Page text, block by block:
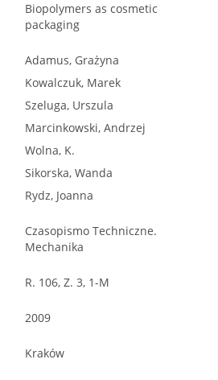
Biopolymers as cosmetic
packaging
Adamus, Grażyna
Kowalczuk, Marek
Szeluga, Urszula
Marcinkowski, Andrzej
Wolna, K.
Sikorska, Wanda
Rydz, Joanna
Czasopismo Techniczne.
Mechanika
R. 106, Z. 3, 1-M
2009
Kraków